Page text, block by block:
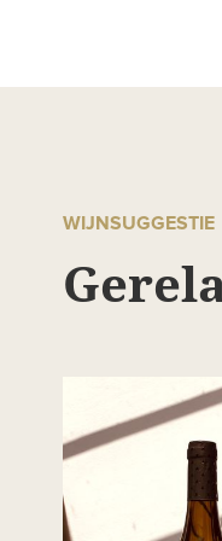
WIJNSUGGESTIE